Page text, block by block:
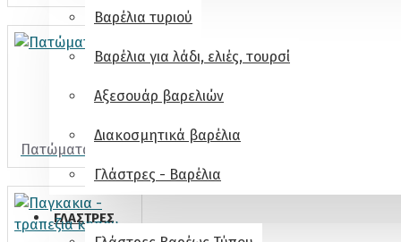
Βαρέλια τυριού
Βαρέλια για λάδι, ελιές, τουρσί
Αξεσουάρ βαρελιών
Διακοσμητικά βαρέλια
Γλάστρες - Βαρέλια
ΓΛΆΣΤΡΕΣ
Πατώματα